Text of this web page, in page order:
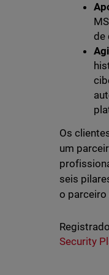
de
Os
um
seis
o parceiro
Security